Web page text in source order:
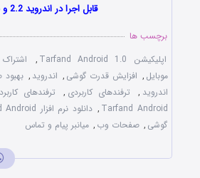
قابل اجرا در اندروید 2.2 و بالاتر
برچسب ها
اپلیکیشن Tarfand Android 1.0
,
موبایل , افزایش قدرت گوشی , اندروید ,
اندروید , ترفندهای کاربردی ,
ترفندهای
Tarfand Android
, دانلود نرم افزار Tarfand Android
گوشی , صفحات وب , میانبر پیام و تماس